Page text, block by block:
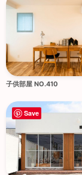
子供部屋 NO.410
Save